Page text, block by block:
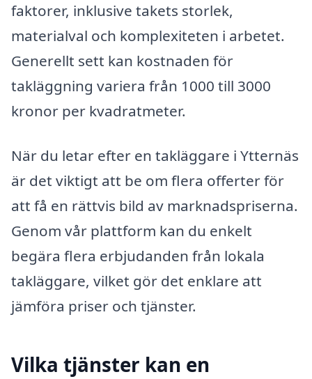
faktorer, inklusive takets storlek,
materialval och komplexiteten i arbetet.
Generellt sett kan kostnaden för
takläggning variera från 1000 till 3000
kronor per kvadratmeter.
När du letar efter en takläggare i Ytternäs
är det viktigt att be om flera offerter för
att få en rättvis bild av marknadspriserna.
Genom vår plattform kan du enkelt
begära flera erbjudanden från lokala
takläggare, vilket gör det enklare att
jämföra priser och tjänster.
Vilka tjänster kan en